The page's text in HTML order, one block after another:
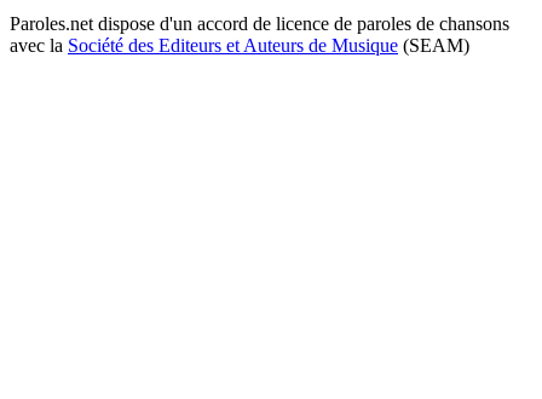
Paroles.net dispose d'un accord de licence de paroles de chansons
avec la Société des Editeurs et Auteurs de Musique (SEAM)